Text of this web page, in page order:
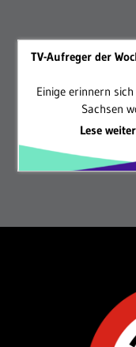
TV-Aufreger der
Einige erinnern
Sachsen
Lese